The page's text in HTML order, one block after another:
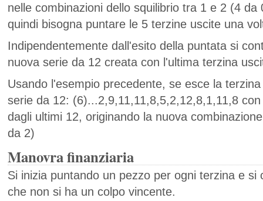
nelle combinazioni dello squilibrio tra 1 e 2 (4
quindi bisogna puntare le 5 terzine uscite una
Indipendentemente dall'esito della puntata si
nuova serie da 12 creata con l'ultima terzina
Usando l'esempio precedente, se esce la
serie da 12: (6)...2,9,11,11,8,5,2,12,8,1,11,8
dagli ultimi 12, originando la nuova
da 2)
Manovra finanziaria
Si inizia puntando un pezzo per ogni terzina e si
che non si ha un colpo vincente.